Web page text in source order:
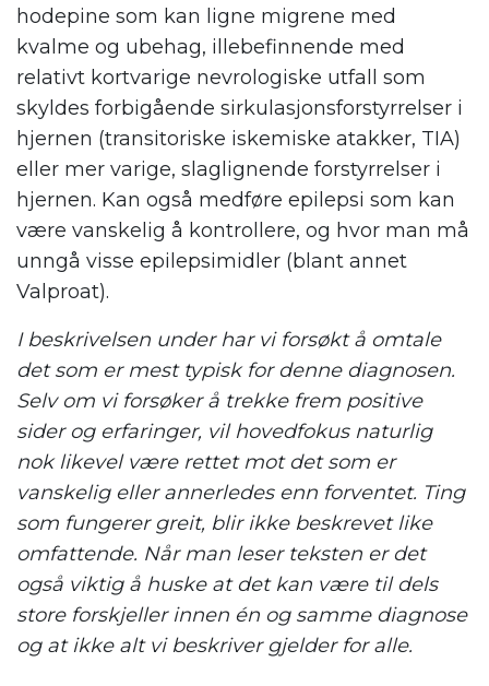
hodepine som kan ligne migrene med
kvalme og ubehag, illebefinnende med
relativt kortvarige nevrologiske utfall som
skyldes forbigående sirkulasjonsforstyrrelser i
hjernen (transitoriske iskemiske atakker, TIA)
eller mer varige, slaglignende forstyrrelser i
hjernen. Kan også medføre epilepsi som kan
være vanskelig å kontrollere, og hvor man må
unngå visse epilepsimidler (blant annet
Valproat).
I beskrivelsen under har vi forsøkt å omtale
det som er mest typisk for denne diagnosen.
Selv om vi forsøker å trekke frem positive
sider og erfaringer, vil hovedfokus naturlig
nok likevel være rettet mot det som er
vanskelig eller annerledes enn forventet. Ting
som fungerer greit, blir ikke beskrevet like
omfattende. Når man leser teksten er det
også viktig å huske at det kan være til dels
store forskjeller innen én og samme diagnose
og at ikke alt vi beskriver gjelder for alle.